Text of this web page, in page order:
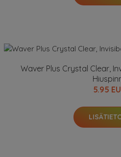
Waver Plus Crystal Clear,
5.95